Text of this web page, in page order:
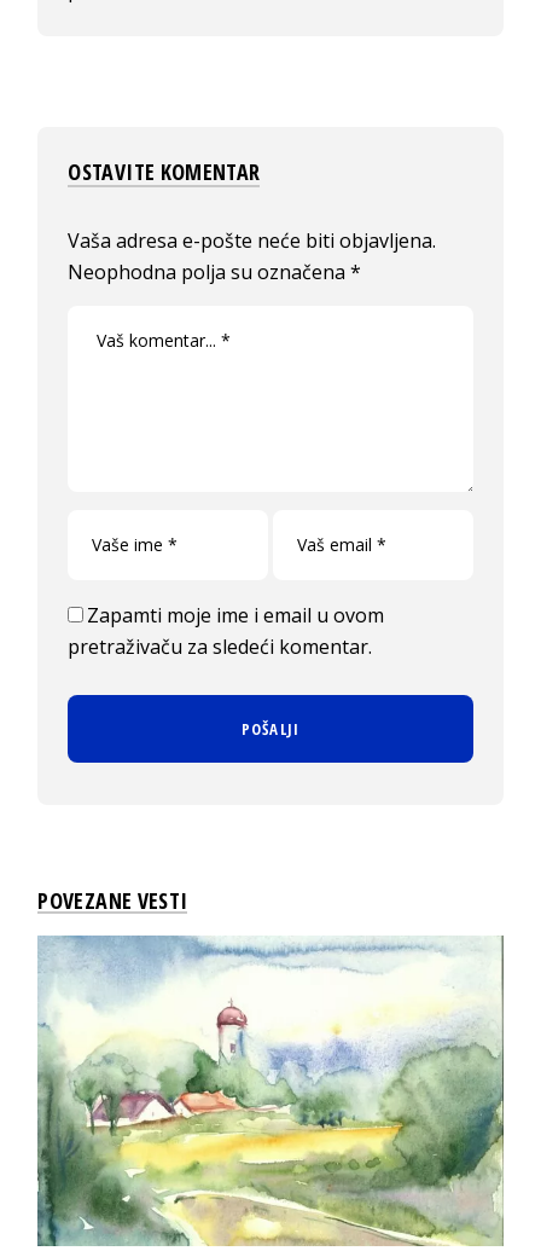
OSTAVITE KOMENTAR
Vaša adresa e-pošte neće biti objavljena.
Neophodna polja su označena*
Zapamti moje ime i email u ovom
pretraživaču za sledeći komentar.
POVEZANE VESTI